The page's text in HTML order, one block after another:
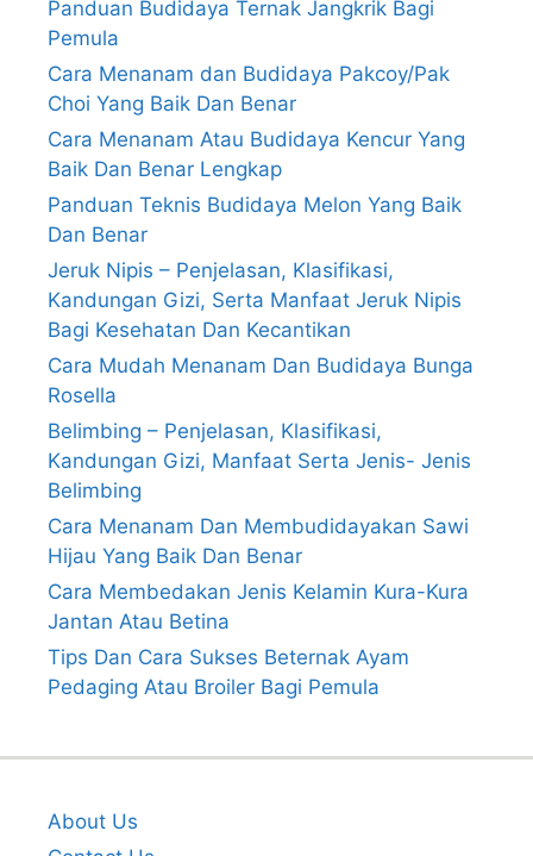
Panduan Budidaya Ternak Jangkrik Bagi
Pemula
Cara Menanam dan Budidaya Pakcoy/Pak
Choi Yang Baik Dan Benar
Cara Menanam Atau Budidaya Kencur Yang
Baik Dan Benar Lengkap
Panduan Teknis Budidaya Melon Yang Baik
Dan Benar
Jeruk Nipis – Penjelasan, Klasifikasi,
Kandungan Gizi, Serta Manfaat Jeruk Nipis
Bagi Kesehatan Dan Kecantikan
Cara Mudah Menanam Dan Budidaya Bunga
Rosella
Belimbing – Penjelasan, Klasifikasi,
Kandungan Gizi, Manfaat Serta Jenis- Jenis
Belimbing
Cara Menanam Dan Membudidayakan Sawi
Hijau Yang Baik Dan Benar
Cara Membedakan Jenis Kelamin Kura-Kura
Jantan Atau Betina
Tips Dan Cara Sukses Beternak Ayam
Pedaging Atau Broiler Bagi Pemula
About Us